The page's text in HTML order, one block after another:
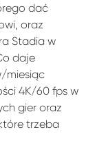
dać
oraz
Stadia w
daje
miesiąc
4K/60 fps w
gier oraz
trzeba